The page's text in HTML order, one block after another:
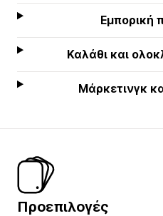
Εμπορική
Καλάθι και
Μάρκετινγκ
Προεπιλογές